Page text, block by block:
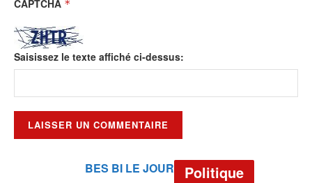
CAPTCHA *
Saisissez le texte affiché ci-dessus:
BES BI LE JOUR Politique